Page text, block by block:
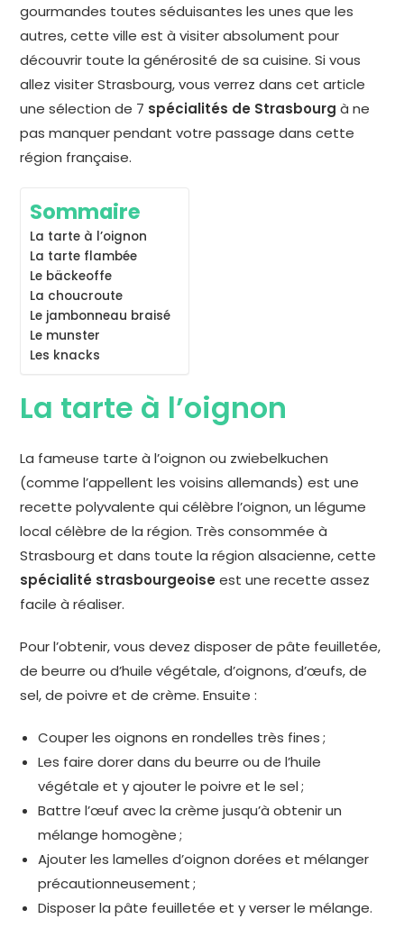
gourmandes toutes séduisantes les unes que les
autres, cette ville est à visiter absolument pour
découvrir toute la générosité de sa cuisine. Si vous
allez visiter Strasbourg, vous verrez dans cet article
une sélection de 7 spécialités de Strasbourg à ne
pas manquer pendant votre passage dans cette
région française.
Sommaire
La tarte à l’oignon
La tarte flambée
Le bäckeoffe
La choucroute
Le jambonneau braisé
Le munster
Les knacks
La tarte à l’oignon
La fameuse tarte à l’oignon ou zwiebelkuchen
(comme l’appellent les voisins allemands) est une
recette polyvalente qui célèbre l’oignon, un légume
local célèbre de la région. Très consommée à
Strasbourg et dans toute la région alsacienne, cette
spécialité strasbourgeoise est une recette assez
facile à réaliser.
Pour l’obtenir, vous devez disposer de pâte feuilletée,
de beurre ou d’huile végétale, d’oignons, d’œufs, de
sel, de poivre et de crème. Ensuite :
Couper les oignons en rondelles très fines ;
Les faire dorer dans du beurre ou de l’huile
végétale et y ajouter le poivre et le sel ;
Battre l’œuf avec la crème jusqu’à obtenir un
mélange homogène ;
Ajouter les lamelles d’oignon dorées et mélanger
précautionneusement ;
Disposer la pâte feuilletée et y verser le mélange.